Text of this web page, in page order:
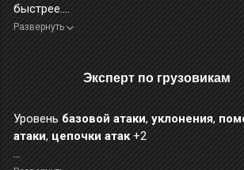
быстрее.
При выполнении
от дробящих ударов сверху вниз
«Иногда нужно хорошенько потрудиться,
просто отдыхать и отдыхать...» — именно так
Развернуть
Эксперт по грузовикам
Уровень базовой атаки, уклонения,
атаки, цепочки атак+2